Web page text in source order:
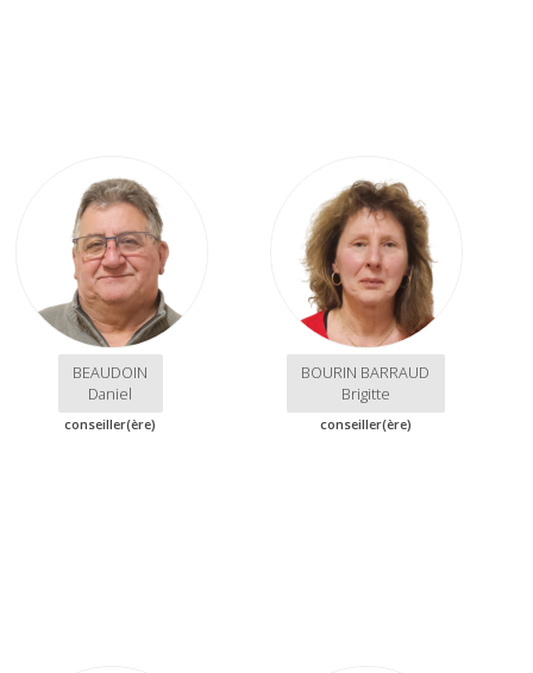
BEAUDOIN
Daniel
conseiller(ère)
BOURIN BARRAUD
Brigitte
conseiller(ère)